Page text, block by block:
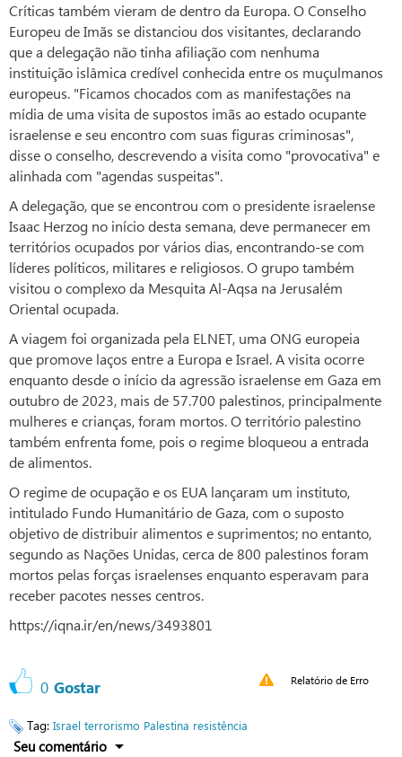
Críticas também vieram de dentro da Europa. O Conselho
Europeu de Imãs se distanciou dos visitantes, declarando
que a delegação não tinha afiliação com nenhuma
instituição islâmica credível conhecida entre os muçulmanos
europeus. "Ficamos chocados com as manifestações na
mídia de uma visita de supostos imãs ao estado ocupante
israelense e seu encontro com suas figuras criminosas",
disse o conselho, descrevendo a visita como "provocativa" e
alinhada com "agendas suspeitas".
A delegação, que se encontrou com o presidente israelense
Isaac Herzog no início desta semana, deve permanecer em
territórios ocupados por vários dias, encontrando-se com
líderes políticos, militares e religiosos. O grupo também
visitou o complexo da Mesquita Al-Aqsa na Jerusalém
Oriental ocupada.
A viagem foi organizada pela ELNET, uma ONG europeia
que promove laços entre a Europa e Israel. A visita ocorre
enquanto desde o início da agressão israelense em Gaza em
outubro de 2023, mais de 57.700 palestinos, principalmente
mulheres e crianças, foram mortos. O território palestino
também enfrenta fome, pois o regime bloqueou a entrada
de alimentos.
O regime de ocupação e os EUA lançaram um instituto,
intitulado Fundo Humanitário de Gaza, com o suposto
objetivo de distribuir alimentos e suprimentos; no entanto,
segundo as Nações Unidas, cerca de 800 palestinos foram
mortos pelas forças israelenses enquanto esperavam para
receber pacotes nesses centros.
https://iqna.ir/en/news/3493801
0 Gostar Relatório de Erro
Tag: Israel terrorismo Palestina resistência
Seu comentário